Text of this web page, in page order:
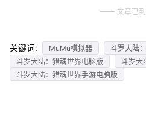
文章已
关键词: MuMu模拟器
斗罗大陆
斗罗大陆：猎魂世界电脑版
斗罗大
斗罗大陆：猎魂世界手游电脑版